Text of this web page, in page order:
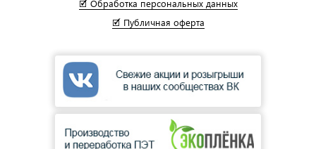
🗹 Обработка персональных данных
🗹 Публичная оферта